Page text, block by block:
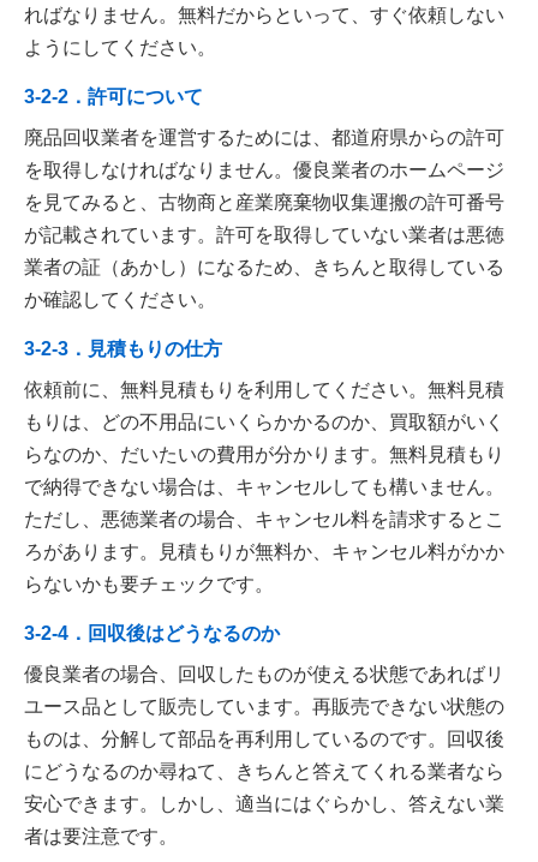
ればなりません。無料だからといって、すぐ依頼しない
ようにしてください。
3-2-2．許可について
廃品回収業者を運営するためには、都道府県からの許可
を取得しなければなりません。優良業者のホームページ
を見てみると、古物商と産業廃棄物収集運搬の許可番号
が記載されています。許可を取得していない業者は悪徳
業者の証（あかし）になるため、きちんと取得している
か確認してください。
3-2-3．見積もりの仕方
依頼前に、無料見積もりを利用してください。無料見積
もりは、どの不用品にいくらかかるのか、買取額がいく
らなのか、だいたいの費用が分かります。無料見積もり
で納得できない場合は、キャンセルしても構いません。
ただし、悪徳業者の場合、キャンセル料を請求するとこ
ろがあります。見積もりが無料か、キャンセル料がかか
らないかも要チェックです。
3-2-4．回収後はどうなるのか
優良業者の場合、回収したものが使える状態であればリ
ユース品として販売しています。再販売できない状態の
ものは、分解して部品を再利用しているのです。回収後
にどうなるのか尋ねて、きちんと答えてくれる業者なら
安心できます。しかし、適当にはぐらかし、答えない業
者は要注意です。